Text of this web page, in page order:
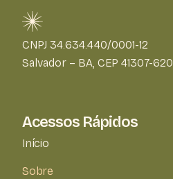
CNPJ 34.634.440/0001-12
Salvador – BA, CEP 41307-620
Acessos Rápidos
Início
Sobre